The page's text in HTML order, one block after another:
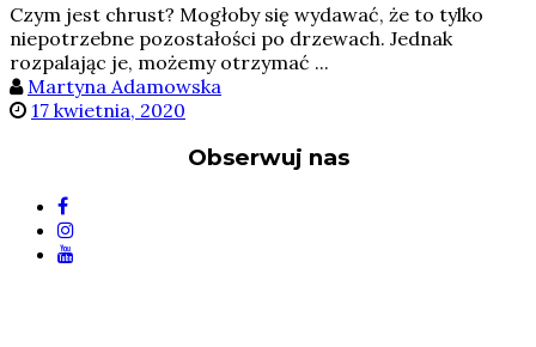
Czym jest chrust? Mogłoby się wydawać, że to tylko
niepotrzebne pozostałości po drzewach. Jednak
rozpalając je, możemy otrzymać ...
Martyna Adamowska
17 kwietnia, 2020
Obserwuj nas